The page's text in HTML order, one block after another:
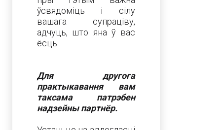
ўсвядоміць і сілу
вашага супраціву,
адчуць, што яна ў вас
ёсць.
Для другога
практыкавання вам
таксама патрэбен
надзейны партнёр.